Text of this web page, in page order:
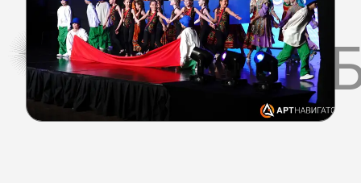
КАК ЭТО